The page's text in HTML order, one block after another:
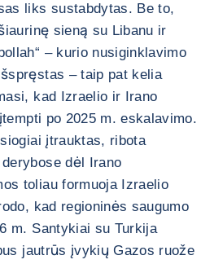
liks sustabdytas. Be to,
sieną su Libanu ir
– kurio nusiginklavimo
– taip pat kelia
kad Izraelio ir Irano
po 2025 m. eskalavimo.
įtrauktas, ribota
dėl Irano
toliau formuoja Izraelio
kad regioninės saugumo
m. Santykiai su Turkija
jautrūs įvykių Gazos ruože